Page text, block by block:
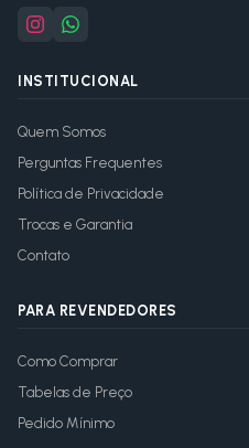
INSTITUCIONAL
Quem Somos
Perguntas Frequentes
Política de Privacidade
Trocas e Garantia
Contato
PARA REVENDEDORES
Como Comprar
Tabelas de Preço
Pedido Mínimo